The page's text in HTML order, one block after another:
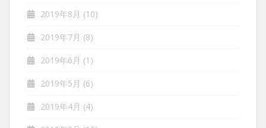
2019年8月 (10)
2019年7月 (8)
2019年6月 (1)
2019年5月 (6)
2019年4月 (4)